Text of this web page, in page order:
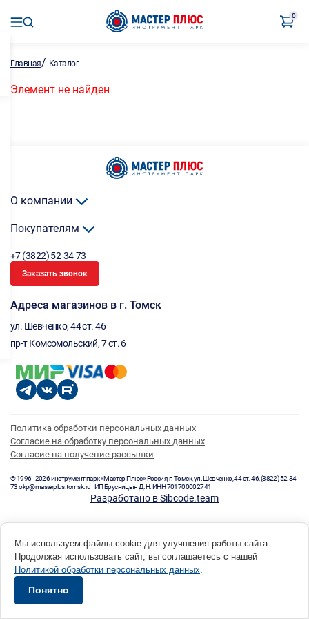
0
Главная/ Каталог
Элемент не найден
О компании
Покупателям
+7 (3822) 52-34-73
Заказать звонок
Адреса магазинов в г. Томск
ул. Шевченко, 44 ст. 46
пр-т Комсомольский, 7 ст. 6
Политика обработки персональных данных
Согласие на обработку персональных данных
Согласие на получение рассылки
© 1996 - 2026 инструмент парк «Мастер Плюс» Россия, г. Томск, ул. Шевченко, 44 ст. 46, (3822) 52-34-
73 okp@masterplus.tomsk.ru ИП Брусницын Д.Н. ИНН 701700002741
Разработано в Sibcode.team
Мы используем файлы cookie для улучшения работы сайта.
Продолжая использовать сайт, вы соглашаетесь с нашей
Политикой обработки персональных данных.
Понятно